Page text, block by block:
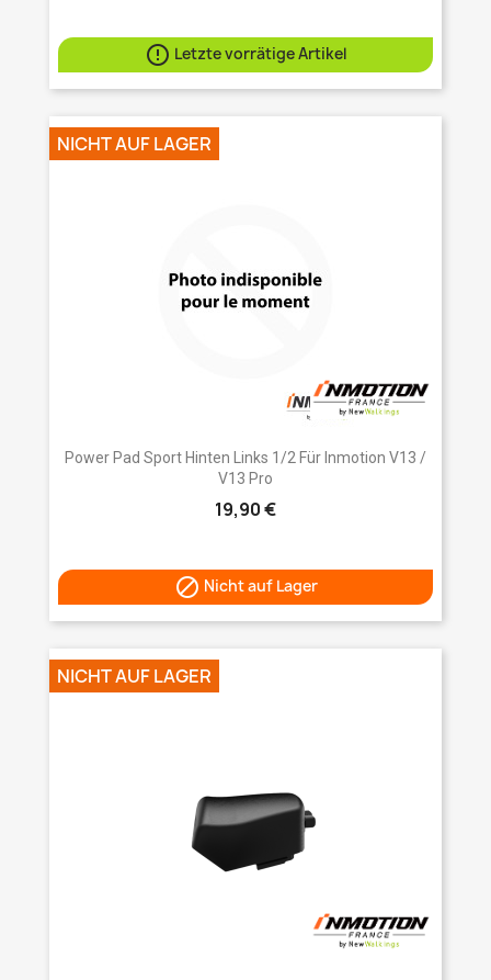
 Letzte vorrätige Artikel
Power Pad Sport Hinten Links 1/2 Für Inmotion V13 /
V13 Pro
19,90 €
 Nicht auf Lager
NICHT AUF LAGER
NICHT AUF LAGER